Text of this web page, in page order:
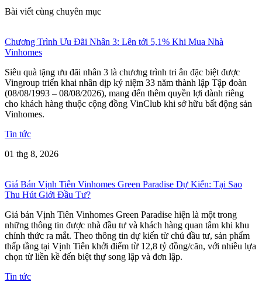
Bài viết cùng chuyên mục
Chương Trình Ưu Đãi Nhân 3: Lên tới 5,1% Khi Mua Nhà
Vinhomes
Siêu quà tặng ưu đãi nhân 3 là chương trình tri ân đặc biệt được
Vingroup triển khai nhân dịp kỷ niệm 33 năm thành lập Tập đoàn
(08/08/1993 – 08/08/2026), mang đến thêm quyền lợi dành riêng
cho khách hàng thuộc cộng đồng VinClub khi sở hữu bất động sản
Vinhomes.
Tin tức
01 thg 8, 2026
Giá Bán Vịnh Tiên Vinhomes Green Paradise Dự Kiến: Tại Sao
Thu Hút Giới Đầu Tư?
Giá bán Vịnh Tiên Vinhomes Green Paradise hiện là một trong
những thông tin được nhà đầu tư và khách hàng quan tâm khi khu
chính thức ra mắt. Theo thông tin dự kiến từ chủ đầu tư, sản phẩm
thấp tầng tại Vịnh Tiên khởi điểm từ 12,8 tỷ đồng/căn, với nhiều lựa
chọn từ liền kề đến biệt thự song lập và đơn lập.
Tin tức